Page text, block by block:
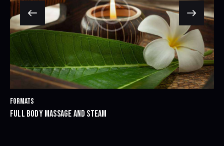
FORMATS
FULL BODY MASSAGE AND STEAM